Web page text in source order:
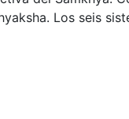
Los seis